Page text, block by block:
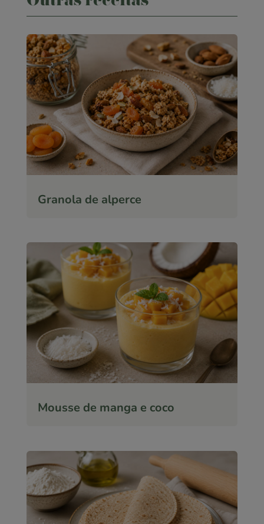
Granola de alperce
Mousse de manga e coco